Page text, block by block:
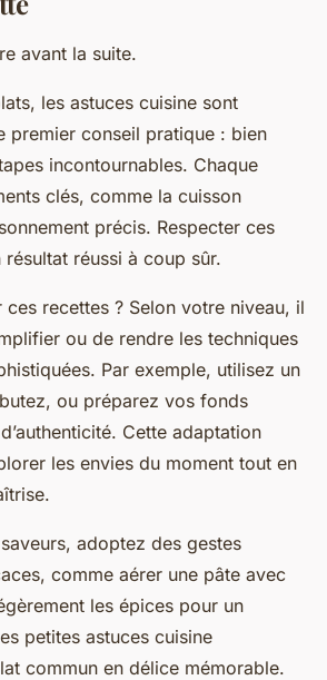
avant la suite.
les astuces cuisine sont
premier conseil pratique : bien
incontournables. Chaque
clés, comme la cuisson
précis. Respecter ces
réussi à coup sûr.
ces recettes ? Selon votre niveau, il
ou de rendre les techniques
Par exemple, utilisez un
ou préparez vos fonds
Cette adaptation
les envies du moment tout en
adoptez des gestes
comme aérer une pâte avec
les épices pour un
petites astuces cuisine
commun en délice mémorable.